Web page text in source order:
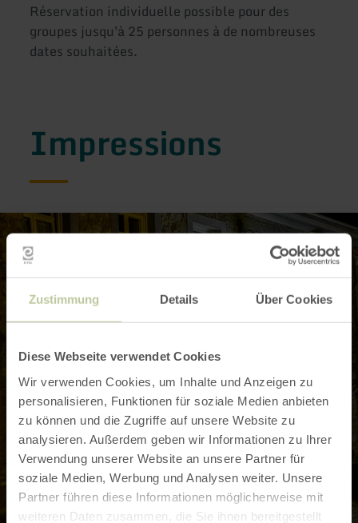
Zustimmung Details Über Cookies
Diese Webseite verwendet Cookies
Wir verwenden Cookies, um Inhalte und Anzeigen zu
personalisieren, Funktionen für soziale Medien anbieten
zu können und die Zugriffe auf unsere Website zu
analysieren. Außerdem geben wir Informationen zu Ihrer
Verwendung unserer Website an unsere Partner für
soziale Medien, Werbung und Analysen weiter. Unsere
Partner führen diese Informationen möglicherweise mit
weiteren Daten zusammen, die Sie ihnen bereitgestellt
Réservation individuelle possible pour des
groupes jusqu'à 25 personnes à de nombreuses
dates souhaitées.
Impressions